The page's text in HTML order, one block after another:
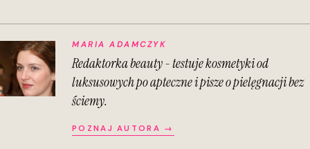
MARIA ADAMCZYK
Redaktorka beauty - testuje kosmetyki od
luksusowych po apteczne i pisze o pielęgnacji bez
ściemy.
POZNAJ AUTORA →